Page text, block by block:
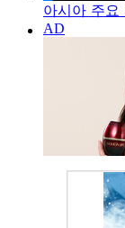
아시아 주